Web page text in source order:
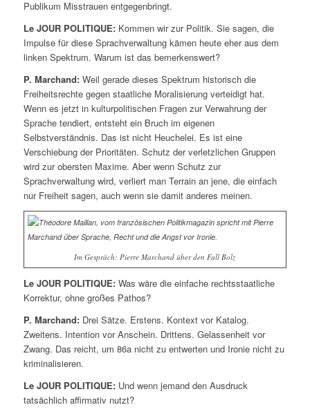
Publikum Misstrauen entgegenbringt.
Le JOUR POLITIQUE:Kommen wir zur Politik. Sie sagen, die
Impulse für diese Sprachverwaltung kämen heute eher aus dem
linken Spektrum. Warum ist das bemerkenswert?
P. Marchand: Weil gerade dieses Spektrum historisch die
Freiheitsrechte gegen staatliche Moralisierung verteidigt hat.
Wenn es jetzt in kulturpolitischen Fragen zur Verwahrung der
Sprache tendiert, entsteht ein Bruch im eigenen
Selbstverständnis. Das ist nicht Heuchelei. Es ist eine
Verschiebung der Prioritäten. Schutz der verletzlichen Gruppen
wird zur obersten Maxime. Aber wenn Schutz zur
Sprachverwaltung wird, verliert man Terrain an jene, die einfach
nur Freiheit sagen, auch wenn sie damit anderes meinen.
Im Gespräch: Pierre Marchand über den Fall Bolz
Le JOUR POLITIQUE:Was wäre die einfache rechtsstaatliche
Korrektur, ohne großes Pathos?
P. Marchand: Drei Sätze. Erstens. Kontext vor Katalog.
Zweitens. Intention vor Anschein. Drittens. Gelassenheit vor
Zwang. Das reicht, um 86a nicht zu entwerten und Ironie nicht zu
kriminalisieren.
Le JOUR POLITIQUE:Und wenn jemand den Ausdruck
tatsächlich affirmativ nutzt?